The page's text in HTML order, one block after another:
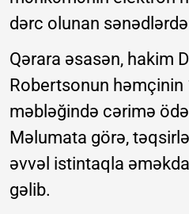
dərc olunan
Qərara əsasən, hakim
Robertsonun həmçinin
məbləğində cərimə
Məlumata görə,
əvvəl istintaqla
gəlib.